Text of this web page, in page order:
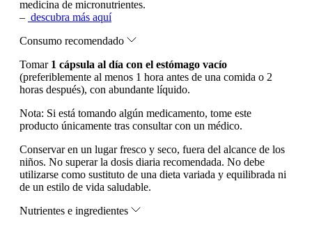
medicina de micronutrientes.
– descubra más aquí
Consumo recomendado
Tomar 1 cápsula al día con el estómago vacío
(preferiblemente al menos 1 hora antes de una comida o 2
horas después), con abundante líquido.
Nota: Si está tomando algún medicamento, tome este
producto únicamente tras consultar con un médico.
Conservar en un lugar fresco y seco, fuera del alcance de los
niños. No superar la dosis diaria recomendada. No debe
utilizarse como sustituto de una dieta variada y equilibrada ni
de un estilo de vida saludable.
Nutrientes e ingredientes